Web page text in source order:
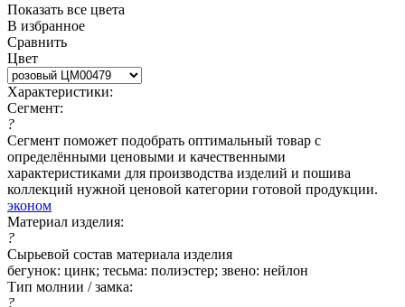
Показать все цвета
В избранное
Сравнить
Цвет
Характеристики:
Сегмент:
?
Сегмент поможет подобрать оптимальный товар с
определёнными ценовыми и качественными
характеристиками для производства изделий и пошива
коллекций нужной ценовой категории готовой продукции.
эконом
Материал изделия:
?
Сырьевой состав материала изделия
бегунок: цинк; тесьма: полиэстер; звено: нейлон
Тип молнии / замка:
?